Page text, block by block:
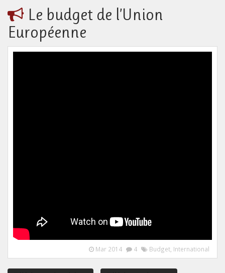
Le budget de l’Union
Européenne
Mar 2014 4 Budget International